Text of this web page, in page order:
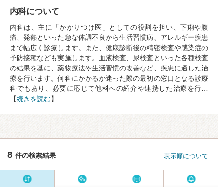
内科について
内科は、主に「かかりつけ医」としての役割を担い、下痢や腹
痛、発熱といった急な体調不良から生活習慣病、アレルギー疾患
まで幅広く診療します。また、健康診断後の精密検査や感染症の
予防接種なども実施します。血液検査、尿検査といった各種検査
の結果を基に、薬物療法や生活習慣の改善など、疾患に適した治
療を行います。何科にかかるか迷った際の最初の窓口となる診療
科でもあり、必要に応じて他科への紹介や連携した治療を行…
【続きを読む】
8 件の検索結果 表示順について